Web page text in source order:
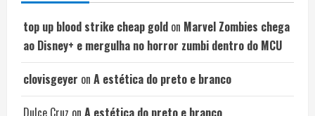
top up blood strike cheap gold on Marvel Zombies chega
ao Disney+ e mergulha no horror zumbi dentro do MCU
clovisgeyer on A estética do preto e branco
Dulce Cruz on A estética do preto e branco